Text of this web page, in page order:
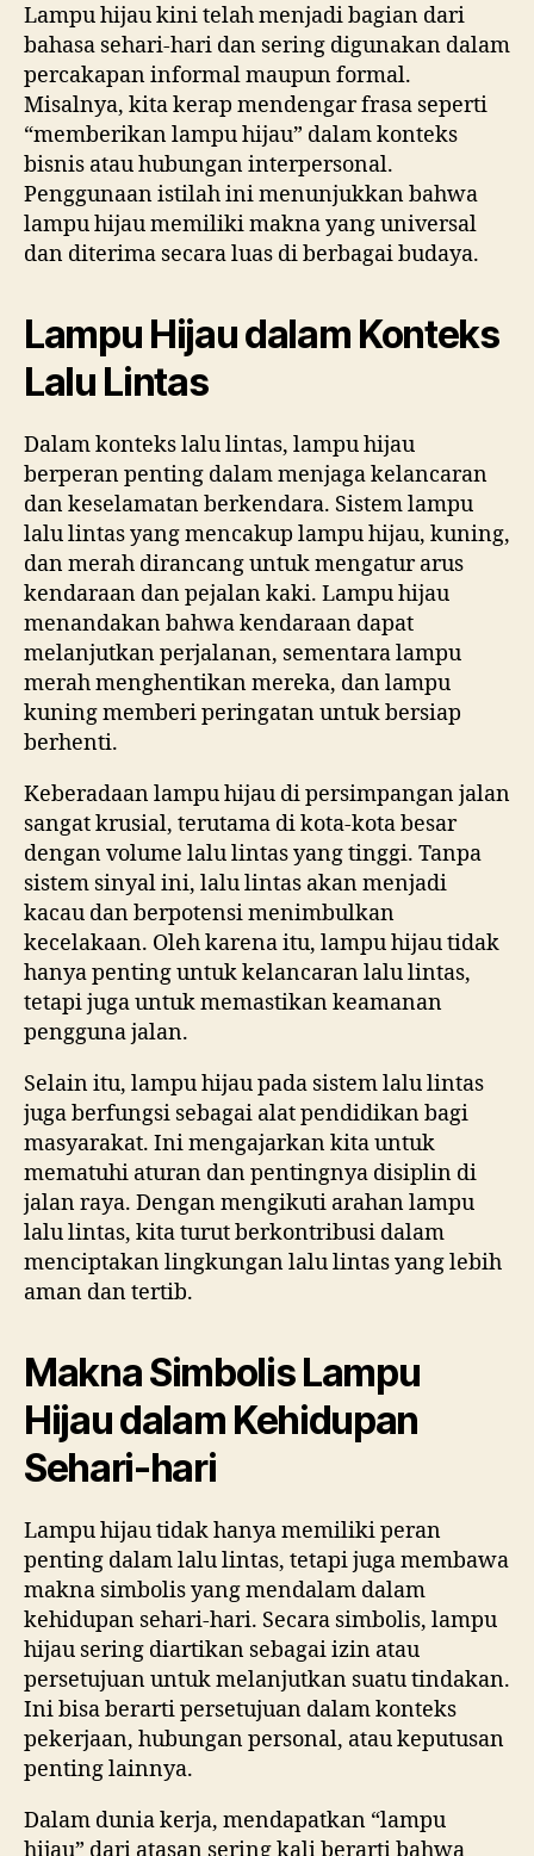
Lampu hijau kini telah menjadi bagian dari
bahasa sehari-hari dan sering digunakan dalam
percakapan informal maupun formal.
Misalnya, kita kerap mendengar frasa seperti
“memberikan lampu hijau” dalam konteks
bisnis atau hubungan interpersonal.
Penggunaan istilah ini menunjukkan bahwa
lampu hijau memiliki makna yang universal
dan diterima secara luas di berbagai budaya.
Lampu Hijau dalam Konteks
Lalu Lintas
Dalam konteks lalu lintas, lampu hijau
berperan penting dalam menjaga kelancaran
dan keselamatan berkendara. Sistem lampu
lalu lintas yang mencakup lampu hijau, kuning,
dan merah dirancang untuk mengatur arus
kendaraan dan pejalan kaki. Lampu hijau
menandakan bahwa kendaraan dapat
melanjutkan perjalanan, sementara lampu
merah menghentikan mereka, dan lampu
kuning memberi peringatan untuk bersiap
berhenti.
Keberadaan lampu hijau di persimpangan jalan
sangat krusial, terutama di kota-kota besar
dengan volume lalu lintas yang tinggi. Tanpa
sistem sinyal ini, lalu lintas akan menjadi
kacau dan berpotensi menimbulkan
kecelakaan. Oleh karena itu, lampu hijau tidak
hanya penting untuk kelancaran lalu lintas,
tetapi juga untuk memastikan keamanan
pengguna jalan.
Selain itu, lampu hijau pada sistem lalu lintas
juga berfungsi sebagai alat pendidikan bagi
masyarakat. Ini mengajarkan kita untuk
mematuhi aturan dan pentingnya disiplin di
jalan raya. Dengan mengikuti arahan lampu
lalu lintas, kita turut berkontribusi dalam
menciptakan lingkungan lalu lintas yang lebih
aman dan tertib.
Makna Simbolis Lampu
Hijau dalam Kehidupan
Sehari-hari
Lampu hijau tidak hanya memiliki peran
penting dalam lalu lintas, tetapi juga membawa
makna simbolis yang mendalam dalam
kehidupan sehari-hari. Secara simbolis, lampu
hijau sering diartikan sebagai izin atau
persetujuan untuk melanjutkan suatu tindakan.
Ini bisa berarti persetujuan dalam konteks
pekerjaan, hubungan personal, atau keputusan
penting lainnya.
Dalam dunia kerja, mendapatkan “lampu
hijau” dari atasan sering kali berarti bahwa